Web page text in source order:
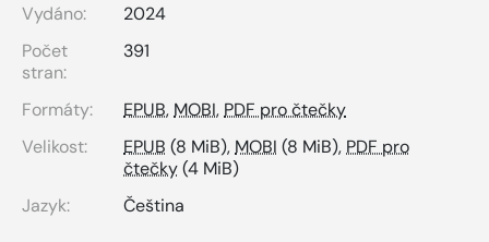
Vydáno:
2024
Počet
stran:
391
Formáty: EPUB, MOBI, PDF pro čtečky
Velikost:
EPUB (8 MiB), MOBI (8 MiB), PDF pro
čtečky(4 MiB)
Jazyk:
Čeština